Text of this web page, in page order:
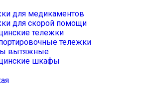
для медикаментов
для скорой помощи
тележки
тележки
вытяжные
шкафы